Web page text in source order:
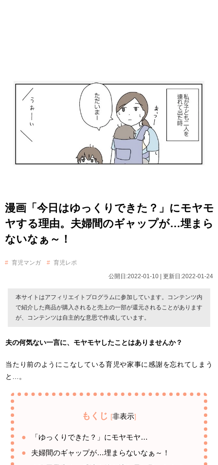
漫画「今日はゆっくりできた？」にモヤモ
ヤする理由。夫婦間のギャップが…埋まら
ないなぁ～！
育児マンガ
育児レポ
公開日:2022-01-10 | 更新日:2022-01-24
本サイトはアフィリエイトプログラムに参加しています。コンテンツ内
で紹介した商品が購入されると売上の一部が還元されることがあります
が、コンテンツは自主的な意思で作成しています。
夫の何気ない一言に、モヤモヤしたことはありませんか？
当たり前のようにこなしている育児や家事に感謝を忘れてしまう
と…。
もくじ [非表示]
「ゆっくりできた？」にモヤモヤ…
夫婦間のギャップが…埋まらないなぁ～！